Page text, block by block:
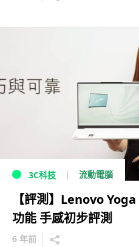
3C科技 流動電腦
【評測】Lenovo
功能 手感初步評測
6 年前